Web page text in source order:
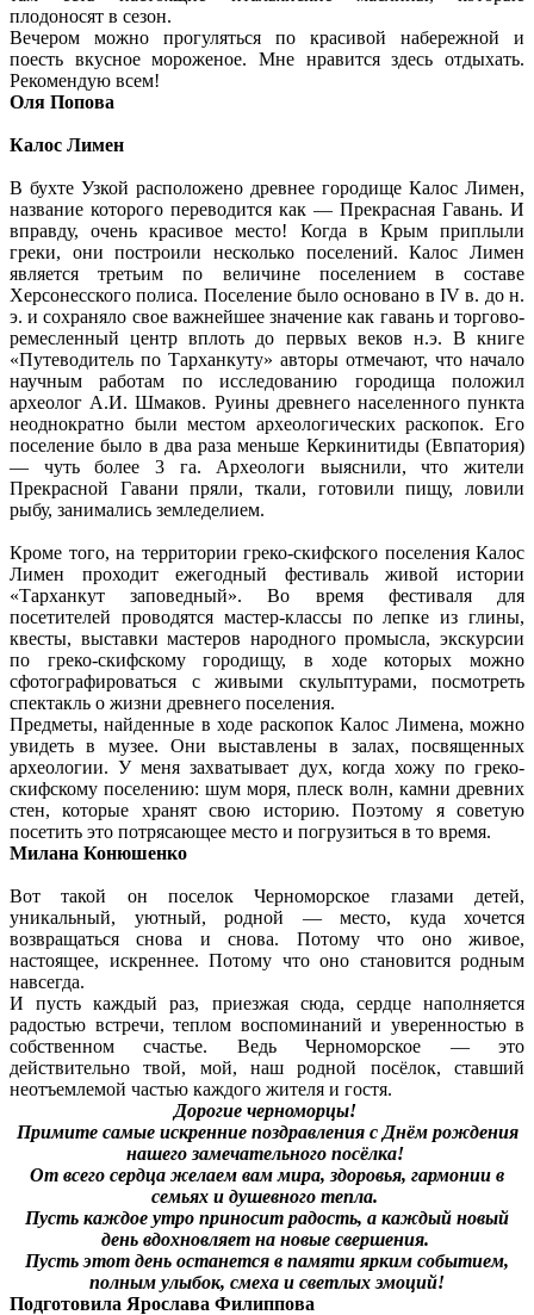
плодоносят в сезон.
Вечером можно прогуляться по красивой набережной и
поесть вкусное мороженое. Мне нравится здесь отдыхать.
Рекомендую всем!
Оля Попова
Калос Лимен
В бухте Узкой расположено древнее городище Калос Лимен,
название которого переводится как — Прекрасная Гавань. И
вправду, очень красивое место! Когда в Крым приплыли
греки, они построили несколько поселений. Калос Лимен
является третьим по величине поселением в составе
Херсонесского полиса. Поселение было основано в IV в. до н.
э. и сохраняло свое важнейшее значение как гавань и торгово-
ремесленный центр вплоть до первых веков н.э. В книге
«Путеводитель по Тарханкуту» авторы отмечают, что начало
научным работам по исследованию городища положил
археолог А.И. Шмаков. Руины древнего населенного пункта
неоднократно были местом археологических раскопок. Его
поселение было в два раза меньше Керкинитиды (Евпатория)
— чуть более 3 га. Археологи выяснили, что жители
Прекрасной Гавани пряли, ткали, готовили пищу, ловили
рыбу, занимались земледелием.
Кроме того, на территории греко-скифского поселения Калос
Лимен проходит ежегодный фестиваль живой истории
«Тарханкут заповедный». Во время фестиваля для
посетителей проводятся мастер-классы по лепке из глины,
квесты, выставки мастеров народного промысла, экскурсии
по греко-скифскому городищу, в ходе которых можно
сфотографироваться с живыми скульптурами, посмотреть
спектакль о жизни древнего поселения.
Предметы, найденные в ходе раскопок Калос Лимена, можно
увидеть в музее. Они выставлены в залах, посвященных
археологии. У меня захватывает дух, когда хожу по греко-
скифскому поселению: шум моря, плеск волн, камни древних
стен, которые хранят свою историю. Поэтому я советую
посетить это потрясающее место и погрузиться в то время.
Милана Конюшенко
Вот такой он поселок Черноморское глазами детей,
уникальный, уютный, родной — место, куда хочется
возвращаться снова и снова. Потому что оно живое,
настоящее, искреннее. Потому что оно становится родным
навсегда.
И пусть каждый раз, приезжая сюда, сердце наполняется
радостью встречи, теплом воспоминаний и уверенностью в
собственном счастье. Ведь Черноморское — это
действительно твой, мой, наш родной посёлок, ставший
неотъемлемой частью каждого жителя и гостя.
Дорогие черноморцы!
Примите самые искренние поздравления с Днём рождения
нашего замечательного посёлка!
От всего сердца желаем вам мира, здоровья, гармонии в
семьях и душевного тепла.
Пусть каждое утро приносит радость, а каждый новый
день вдохновляет на новые свершения.
Пусть этот день останется в памяти ярким событием,
полным улыбок, смеха и светлых эмоций!
Подготовила Ярослава Филиппова